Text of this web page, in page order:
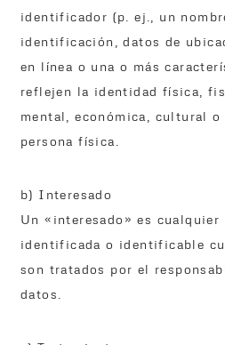
identificador (p. ej., un
identificación, datos de
en línea o una o más
reflejen la identidad física,
mental, económica, cultural
persona física.
b) Interesado
Un «interesado» es cualquier
identificada o identificable
son tratados por el
datos.